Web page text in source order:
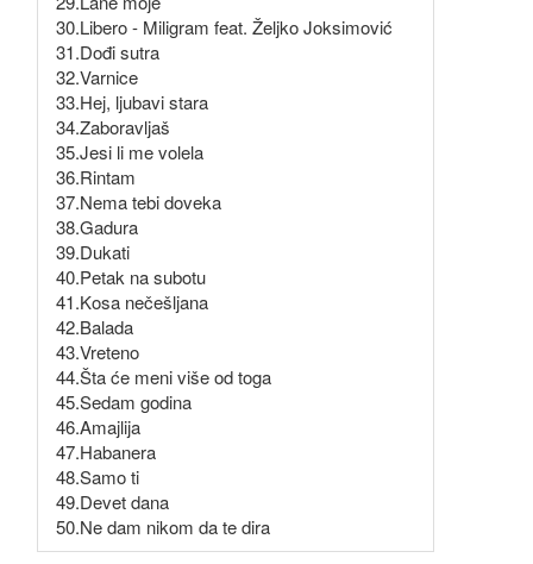
30.Libero - Miligram feat. Željko Joksimović
31.Dođi sutra
32.Varnice
33.Hej, ljubavi stara
34.Zaboravljaš
35.Jesi li me volela
36.Rintam
37.Nema tebi doveka
38.Gadura
39.Dukati
40.Petak na subotu
41.Kosa nečešljana
42.Balada
43.Vreteno
44.Šta će meni više od toga
45.Sedam godina
46.Amajlija
47.Habanera
48.Samo ti
49.Devet dana
50.Ne dam nikom da te dira